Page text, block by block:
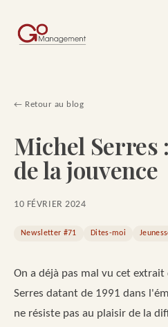
← Retour au blog
Michel Serres
de la jouvence
10 FÉVRIER 2024
Newsletter #71 Dites-moi
On a déjà pas mal vu cet
Serres datant de 1991 dans
ne résiste pas au plaisir de la